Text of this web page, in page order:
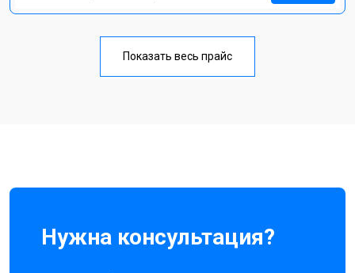
Показать весь прайс
Нужна консультация?